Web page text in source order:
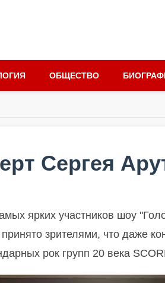
ОБЩЕСТВО
Сергея
ярких участников шоу
зрителями, что даже
рок групп 20 века